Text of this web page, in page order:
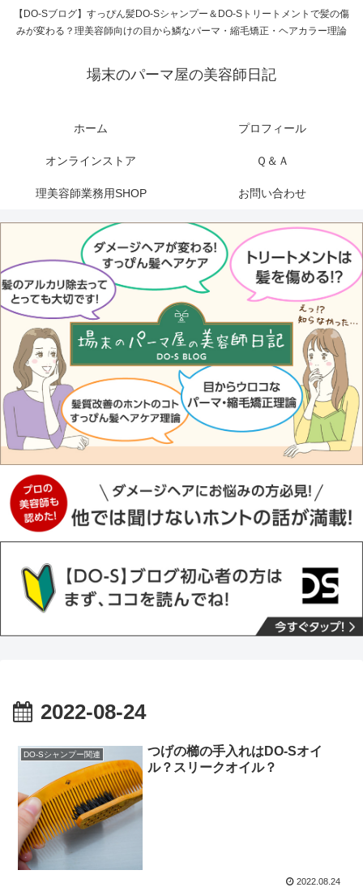
【DO-Sブログ】すっぴん髪DO-Sシャンプー＆DO-Sトリートメントで髪の傷
みが変わる？理美容師向けの目から鱗なパーマ・縮毛矯正・ヘアカラー理論
場末のパーマ屋の美容師日記
ホーム プロフィール
オンラインストア Ｑ＆Ａ
理美容師業務用SHOP お問い合わせ
2022-08-24
DO-Sシャンプー関連
つげの櫛の手入れはDO-Sオイ
ル？スリークオイル？
2022.08.24